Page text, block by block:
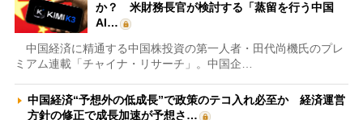
か？ 米財務長官が検討する「蒸留を行う中国
AI…
中国経済に精通する中国株投資の第一人者・田代尚機氏のプレ
ミアム連載「チャイナ・リサーチ」。中国企…
中国経済“予想外の低成長”で政策のテコ入れ必至か 経済運営
方針の修正で成長加速が予想さ…